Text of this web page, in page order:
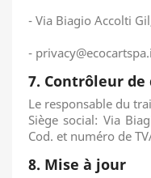
- Via Biagio Accolti
-
7. Contrôleur de
Le responsable du
Siège social: Via
Cod. et numéro de
8. Mise à jour